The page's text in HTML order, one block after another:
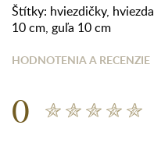
Štítky: hviezdičky, hviezda
10 cm, guľa 10 cm
HODNOTENIA A RECENZIE
0